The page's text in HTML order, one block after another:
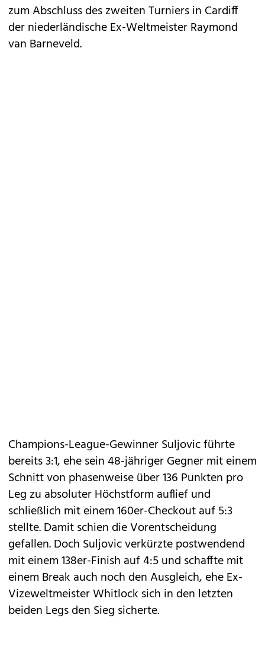
zum Abschluss des zweiten Turniers in Cardiff
der niederländische Ex-Weltmeister Raymond
van Barneveld.
Champions-League-Gewinner Suljovic führte
bereits 3:1, ehe sein 48-jähriger Gegner mit einem
Schnitt von phasenweise über 136 Punkten pro
Leg zu absoluter Höchstform auflief und
schließlich mit einem 160er-Checkout auf 5:3
stellte. Damit schien die Vorentscheidung
gefallen. Doch Suljovic verkürzte postwendend
mit einem 138er-Finish auf 4:5 und schaffte mit
einem Break auch noch den Ausgleich, ehe Ex-
Vizeweltmeister Whitlock sich in den letzten
beiden Legs den Sieg sicherte.